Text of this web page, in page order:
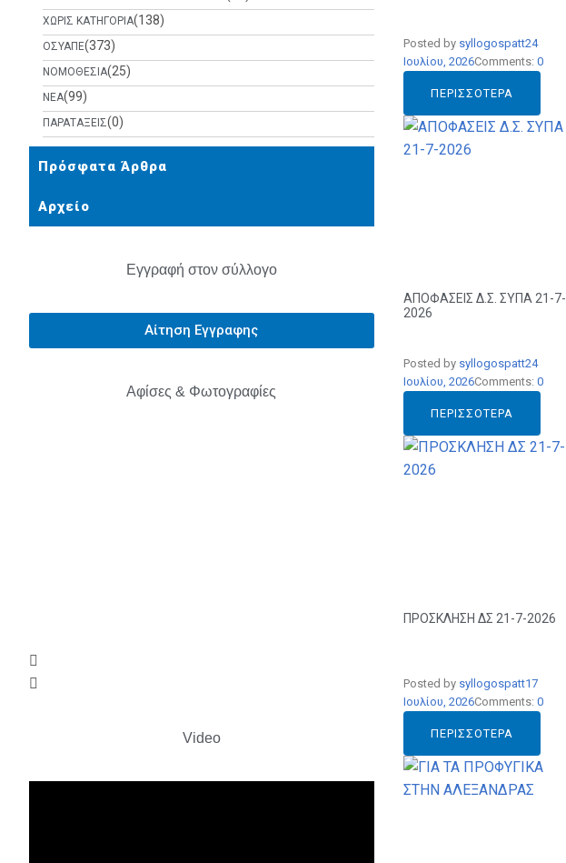
ΧΩΡΙΣ ΚΑΤΗΓΟΡΙΑ(138)
ΟΣΥΑΠΕ(373)
ΝΟΜΟΘΕΣΙΑ(25)
ΝΕΑ(99)
ΠΑΡΑΤΑΞΕΙΣ(0)
Πρόσφατα Άρθρα
Αρχείο
Εγγραφή στον σύλλογο
Αίτηση Εγγραφης
Αφίσες & Φωτογραφίες
Video
Posted by syllogospatt24
Ιουλίου, 2026Comments: 0
ΠΕΡΙΣΣΌΤΕΡΑ
ΑΠΟΦΑΣΕΙΣ Δ.Σ. ΣΥΠΑ 21-7-
2026
Posted by syllogospatt24
Ιουλίου, 2026Comments: 0
ΠΕΡΙΣΣΌΤΕΡΑ
ΠΡΟΣΚΛΗΣΗ ΔΣ 21-7-2026
Posted by syllogospatt17
Ιουλίου, 2026Comments: 0
ΠΕΡΙΣΣΌΤΕΡΑ